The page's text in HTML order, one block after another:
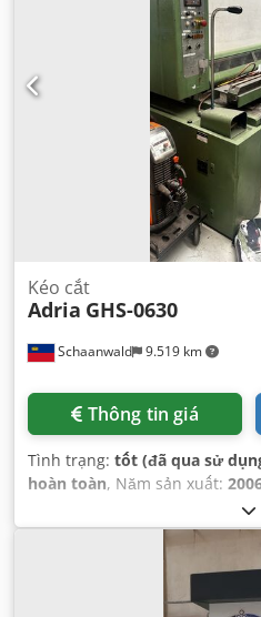
Schaanwald 9.519 km
Kéo cắt
Adria GHS-0630
Thông tin giá
Tình trạng: tốt (đã qua sử
hoàn toàn, Năm sản xuất: